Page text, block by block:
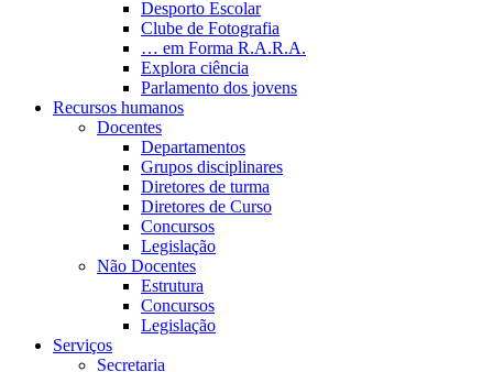
Desporto Escolar
Clube de Fotografia
… em Forma R.A.R.A.
Explora ciência
Parlamento dos jovens
Recursos humanos
Docentes
Departamentos
Grupos disciplinares
Diretores de turma
Diretores de Curso
Concursos
Legislação
Não Docentes
Estrutura
Concursos
Legislação
Serviços
Secretaria